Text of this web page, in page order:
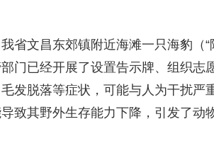
省文昌东郊镇附近海滩一只海豹（
门已经开展了设置告示牌、组织志
发脱落等症状，可能与人为干扰严
致其野外生存能力下降，引发了动